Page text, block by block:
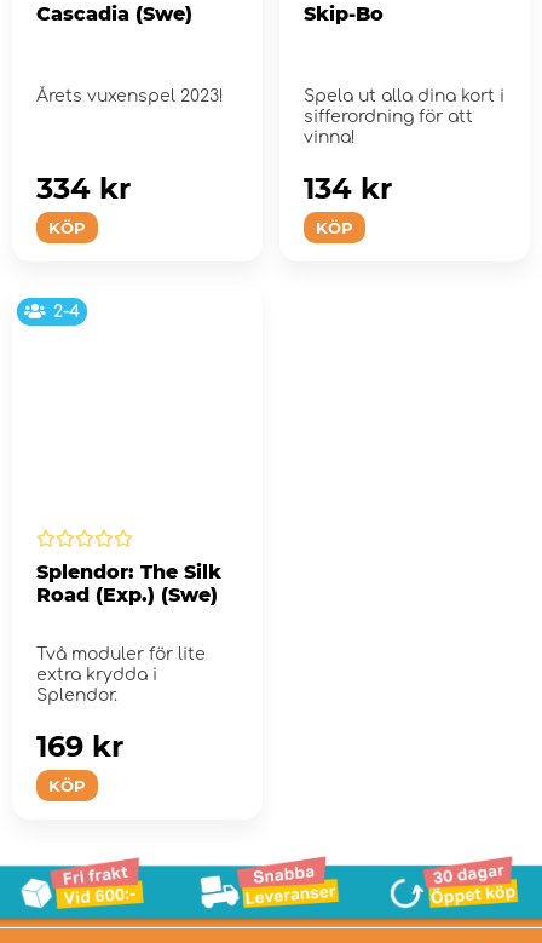
Cascadia (Swe)
Årets vuxenspel 2023!
KÖP
334 kr
Skip-Bo
Spela ut alla dina kort i
sifferordning för att
vinna!
KÖP
134 kr
2-4
Splendor: The Silk
Road (Exp.) (Swe)
Två moduler för lite
extra krydda i
Splendor.
KÖP
169 kr